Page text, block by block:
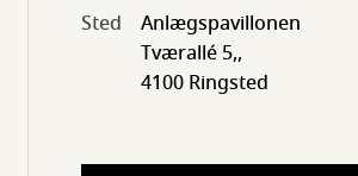
Sted
Anlægspavillonen
Tværallé 5,,
4100 Ringsted